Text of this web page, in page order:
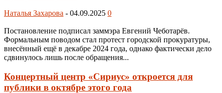
Наталья Захарова - 04.09.2025 0
Постановление подписал заммэра Евгений Чеботарёв.
Формальным поводом стал протест городской прокуратуры,
внесённый ещё в декабре 2024 года, однако фактически дело
сдвинулось лишь после обращения...
Концертный центр «Сириус» откроется для
публики в октябре этого года